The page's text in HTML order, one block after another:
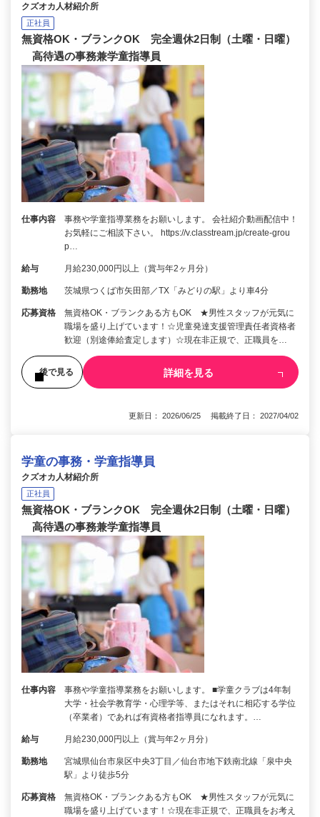
クズオカ人材紹介所
正社員
無資格OK・ブランクOK 完全週休2日制（土曜・日曜）
高待遇の事務兼学童指導員
仕事内容
事務や学童指導業務をお願いします。 会社紹介動画配信中！
お気軽にご相談下さい。 https://v.classtream.jp/create-grou
p…
給与 月給230,000円以上（賞与年2ヶ月分）
勤務地 茨城県つくば市矢田部／TX「みどりの駅」より車4分
応募資格
無資格OK・ブランクある方もOK ★男性スタッフが元気に
職場を盛り上げています！☆児童発達支援管理責任者資格者
歓迎（別途俸給査定します）☆現在非正規で、正職員を…
後で見る 詳細を見る
更新日： 2026/06/25 掲載終了日： 2027/04/02
学童の事務・学童指導員
クズオカ人材紹介所
正社員
無資格OK・ブランクOK 完全週休2日制（土曜・日曜）
高待遇の事務兼学童指導員
仕事内容
事務や学童指導業務をお願いします。 ■学童クラブは4年制
大学・社会学教育学・心理学等、またはそれに相応する学位
（卒業者）であれば有資格者指導員になれます。…
給与 月給230,000円以上（賞与年2ヶ月分）
勤務地
宮城県仙台市泉区中央3丁目／仙台市地下鉄南北線「泉中央
駅」より徒歩5分
応募資格
無資格OK・ブランクある方もOK ★男性スタッフが元気に
職場を盛り上げています！☆現在非正規で、正職員をお考え